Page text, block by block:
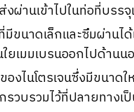
ผ่านเข้าไปในท่อที่บรรจุ
ขนาดเล็กและซึมผ่านไ
ยเมมเบรนออกไปด้านน
องไนโตรเจนซึ่งมีขนา
รวบรวมไว้ที่ปลายทางเ